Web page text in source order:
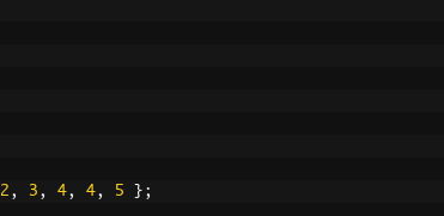
2 , 3 , 4, 4, 5 };